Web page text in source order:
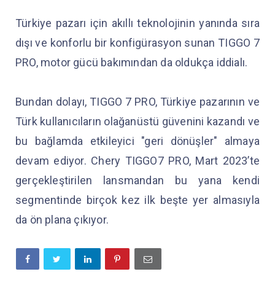
Türkiye pazarı için akıllı teknolojinin yanında sıra
dışı ve konforlu bir konfigürasyon sunan TIGGO 7
PRO, motor gücü bakımından da oldukça iddialı.
Bundan dolayı, TIGGO 7 PRO, Türkiye pazarının ve
Türk kullanıcıların olağanüstü güvenini kazandı ve
bu bağlamda etkileyici "geri dönüşler" almaya
devam ediyor. Chery TIGGO7 PRO, Mart 2023’te
gerçekleştirilen lansmandan bu yana kendi
segmentinde birçok kez ilk beşte yer almasıyla
da ön plana çıkıyor.